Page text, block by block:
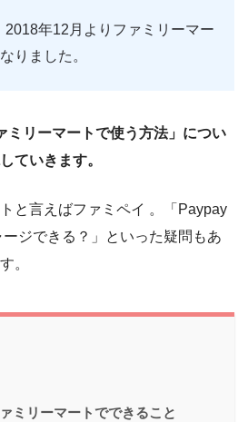
2018年12月よりファミリーマー
りました。
ミリーマートで使う方法」につい
ていきます。
と言えばファミペイ 。「Paypay
ジできる？」といった疑問もあ
。
ミリーマートでできること